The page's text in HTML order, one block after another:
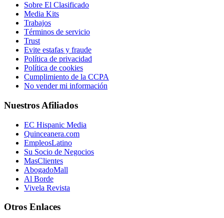
Sobre El Clasificado
Media Kits
Trabajos
Términos de servicio
Trust
Evite estafas y fraude
Política de privacidad
Política de cookies
Cumplimiento de la CCPA
No vender mi información
Nuestros Afiliados
EC Hispanic Media
Quinceanera.com
EmpleosLatino
Su Socio de Negocios
MasClientes
AbogadoMall
Al Borde
Vivela Revista
Otros Enlaces